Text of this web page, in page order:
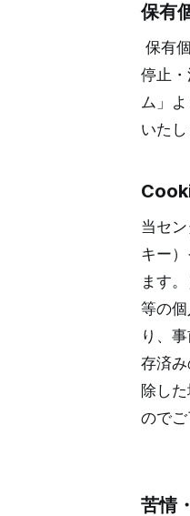
保有
保有
停止
ム」
いた
当セ
キー
ます
等の
り、
存済
除し
のでご
苦情